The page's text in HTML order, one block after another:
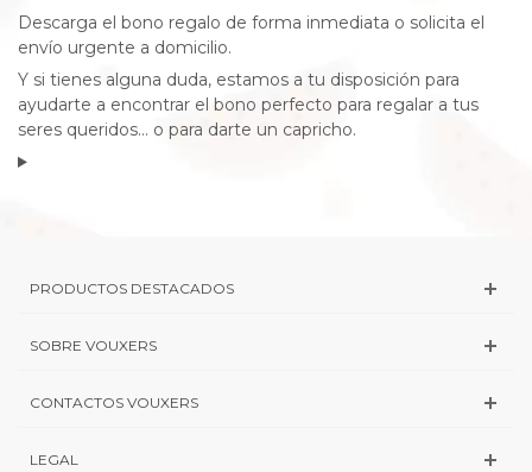
Descarga el bono regalo de forma inmediata o solicita el
envío urgente a domicilio.
Y si tienes alguna duda, estamos a tu disposición para
ayudarte a encontrar el bono perfecto para regalar a tus
seres queridos... o para darte un capricho.
PRODUCTOS DESTACADOS
SOBRE VOUXERS
CONTACTOS VOUXERS
LEGAL